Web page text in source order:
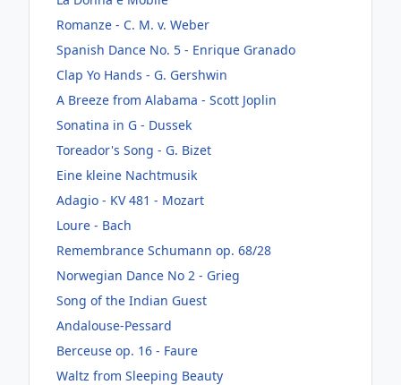
Romanze - C. M. v. Weber
Spanish Dance No. 5 - Enrique Granado
Clap Yo Hands - G. Gershwin
A Breeze from Alabama - Scott Joplin
Sonatina in G - Dussek
Toreador's Song - G. Bizet
Eine kleine Nachtmusik
Adagio - KV 481 - Mozart
Loure - Bach
Remembrance Schumann op. 68/28
Norwegian Dance No 2 - Grieg
Song of the Indian Guest
Andalouse-Pessard
Berceuse op. 16 - Faure
Waltz from Sleeping Beauty